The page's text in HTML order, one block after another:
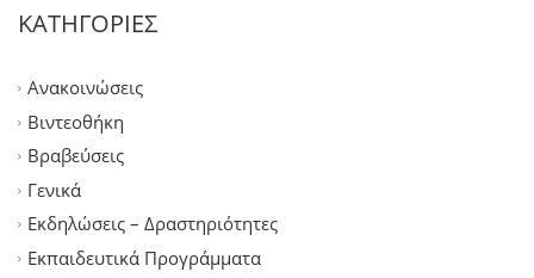
ΚΑΤΗΓΟΡΙΕΣ
Ανακοινώσεις
Βιντεοθήκη
Βραβεύσεις
Γενικά
Εκδηλώσεις – Δραστηριότητες
Εκπαιδευτικά Προγράμματα